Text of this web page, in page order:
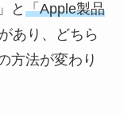
と「Apple製品
あり、どちら
方法が変わり